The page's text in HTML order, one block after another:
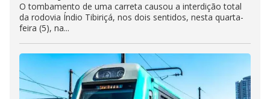
O tombamento de uma carreta causou a interdição total
da rodovia Índio Tibiriçá, nos dois sentidos, nesta quarta-
feira (5), na...